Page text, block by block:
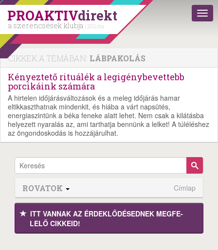
PROAKTIVdirekt
a szerencsések klubja | 2011 óta
CIKKEK A TÉMÁBAN: LÁBPAKOLÁS
Kényeztető rituálék a legigénybevettebb
porcikáink számára
A hirtelen időjárásváltozások és a meleg időjárás hamar
eltikkaszthatnak mindenkit, és hiába a várt napsütés,
energiaszintünk a béka feneke alatt lehet. Nem csak a kilátásba
helyezett nyaralás az, ami tarthatja bennünk a lelket! A túléléshez
az öngondoskodás is hozzájárulhat.
ROVATOK Címlap
ITT VANNAK AZ ÉRDEK­LŐDÉ­SEDNEK MEGFE­
LELŐ CIKKEID!